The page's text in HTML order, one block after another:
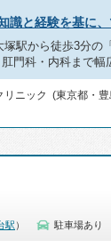
識と経験を基に
駅から徒歩3分の
門科・内科まで
リニック (東京都・
駅 ） 駐車場あり